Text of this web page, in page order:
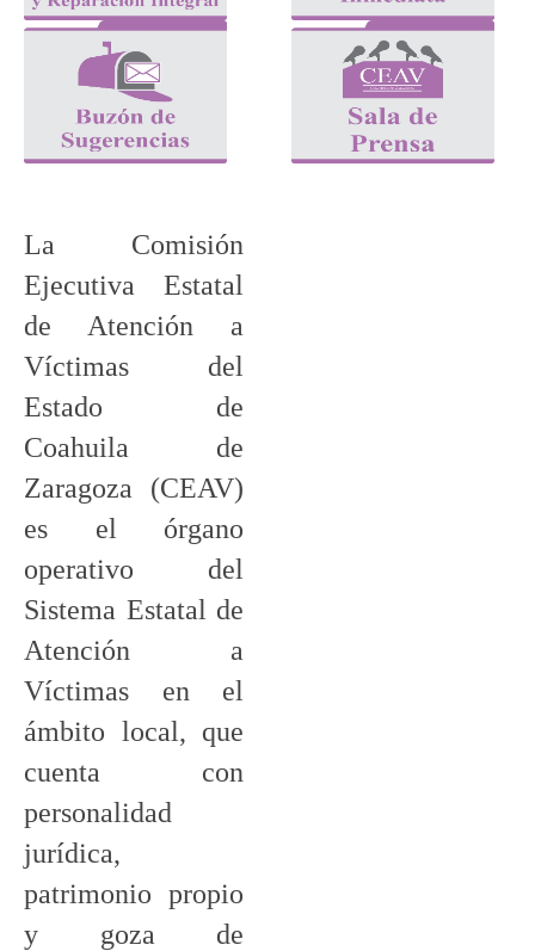
La Comisión
Ejecutiva Estatal
de Atención a
Víctimas del
Estado de
Coahuila de
Zaragoza (CEAV)
es el órgano
operativo del
Sistema Estatal de
Atención a
Víctimas en el
ámbito local, que
cuenta con
personalidad
jurídica,
patrimonio propio
y goza de